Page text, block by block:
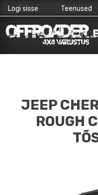
to
Logi sisse Teenused
JEEP
ROUGH